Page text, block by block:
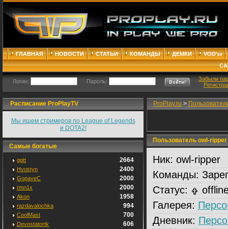
ГЛАВНАЯ НОВОСТИ СТАТЬИ КОМАНДЫ ДЕМКИ
VOD'ы
Логин: Пароль:
Забыли
Расписание ProPlayTV
Мы ищем стримеров по League of Legends
и DOTA2!
Самые богатые
ggtt 2664
Hvostyn 2400
GopaveC 2000
rmn1x 2000
Akon 1958
razdavalochka 994
CoolMast 700
Devostatortk 606
ProPlay.ru >
Пользователь owl-ripper
Ник: owl-ripper
Команды:
Статус:
Галерея:
Дневник: